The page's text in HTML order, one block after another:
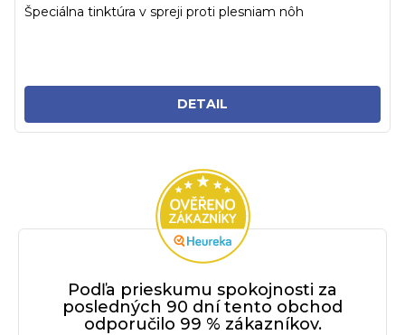
DETAIL
Špeciálna tinktúra v spreji proti plesniam nôh
Podľa prieskumu spokojnosti za
posledných 90 dní tento obchod
odporučilo 99 % zákazníkov.